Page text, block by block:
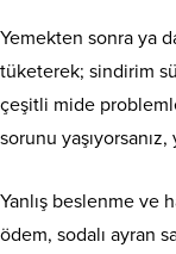
Yemekten sonra ya
tüketerek; sindirim
çeşitli mide
sorunu
Yanlış beslenme ve
ödem, sodalı ayran